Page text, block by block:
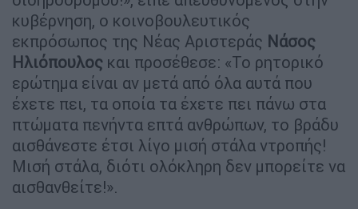
κυβέρνηση, ο κοινοβουλευτικός
εκπρόσωπος της Νέας Αριστεράς Νάσος
Ηλιόπουλος και προσέθεσε: «Το ρητορικό
ερώτημα είναι αν μετά από όλα αυτά που
έχετε πει, τα οποία τα έχετε πει πάνω στα
πτώματα πενήντα επτά ανθρώπων, το βράδυ
αισθάνεστε έτσι λίγο μισή στάλα ντροπής!
Μισή στάλα, διότι ολόκληρη δεν μπορείτε να
αισθανθείτε!».